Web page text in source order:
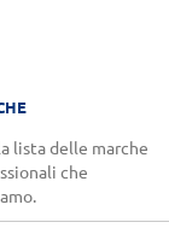
lista delle marche
che